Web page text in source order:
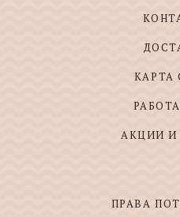
КАРТА
АКЦИИ И
ПРАВА